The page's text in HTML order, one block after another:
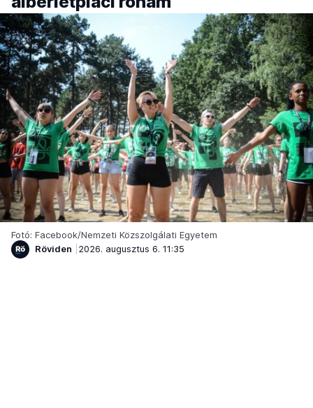
Fotó: Facebook/Nemzeti Közszolgálati Egyetem
Röviden
2026. augusztus 6. 11:35